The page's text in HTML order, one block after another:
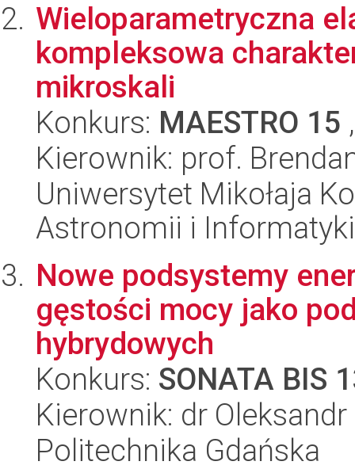
Wieloparametryczna
kompleksowa
mikroskali
Konkurs: MAESTRO 15
Kierownik: prof.
Uniwersytet Mikołaja
Astronomii i
Nowe podsystemy
gęstości mocy jako
hybrydowych
Konkurs: SONATA BIS
Kierownik: dr Oleksandr
Politechnika Gdańska